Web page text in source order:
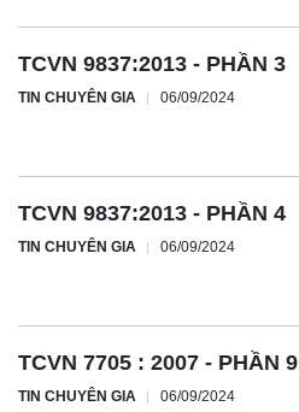
TCVN 9837:2013 - PHẦN 3
TIN CHUYÊN GIA 06/09/2024
TCVN 9837:2013 - PHẦN 4
TIN CHUYÊN GIA 06/09/2024
TCVN 7705 : 2007 - PHẦN 9
TIN CHUYÊN GIA 06/09/2024